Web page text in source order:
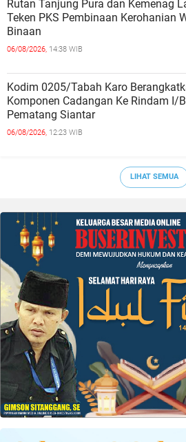
Rutan Tanjung Pura dan Kemenag
Teken PKS Pembinaan Kerohanian
Binaan
06/08/2026, 14:38 WIB
Kodim 0205/Tabah Karo
Komponen Cadangan Ke Rindam I/
Pematang Siantar
06/08/2026, 12:23 WIB
LIHAT SEMUA